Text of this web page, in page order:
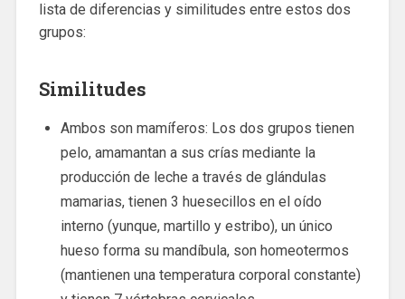
lista de diferencias y similitudes entre estos dos
grupos:
Similitudes
Ambos son mamíferos: Los dos grupos tienen
pelo, amamantan a sus crías mediante la
producción de leche a través de glándulas
mamarias, tienen 3 huesecillos en el oído
interno (yunque, martillo y estribo), un único
hueso forma su mandíbula, son homeotermos
(mantienen una temperatura corporal constante)